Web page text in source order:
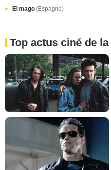
El mago (Espagne)
Top actus ciné de